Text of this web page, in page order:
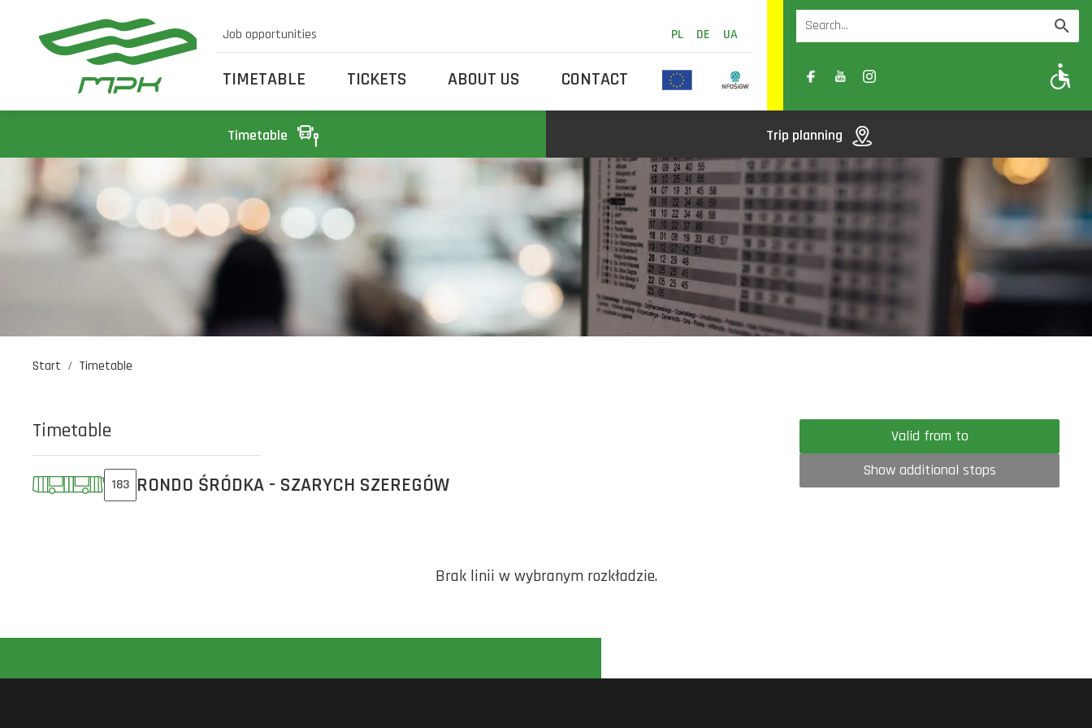
Job opportunities PL DE UA
TIMETABLE TICKETS ABOUT US CONTACT A- A A+
Timetable Trip planning
Start Timetable
Timetable
183 RONDO ŚRÓDKA - SZARYCH SZEREGÓW
Valid from to
Show additional stops
Brak linii w wybranym rozkładzie.